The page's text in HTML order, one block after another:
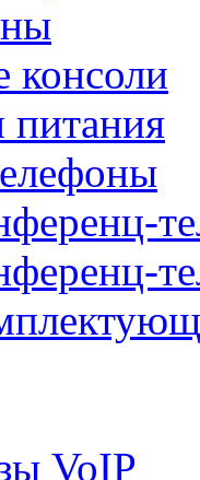
консоли
питания
VoIP